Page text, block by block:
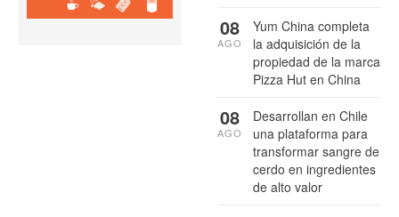
Yum China completa
la adquisición de la
propiedad de la marca
Pizza Hut en China
08
AGO
Desarrollan en Chile
una plataforma para
transformar sangre de
cerdo en ingredientes
de alto valor
08
AGO